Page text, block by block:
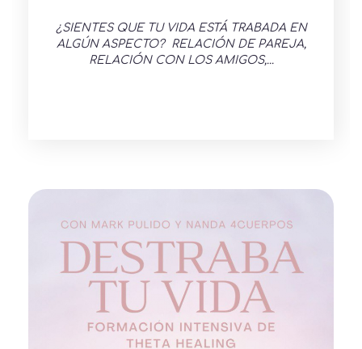
¿SIENTES QUE TU VIDA ESTÁ TRABADA EN
ALGÚN ASPECTO? RELACIÓN DE PAREJA,
RELACIÓN CON LOS AMIGOS,...